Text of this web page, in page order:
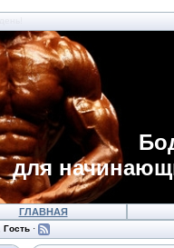
для
ГЛАВНАЯ
Гость ·